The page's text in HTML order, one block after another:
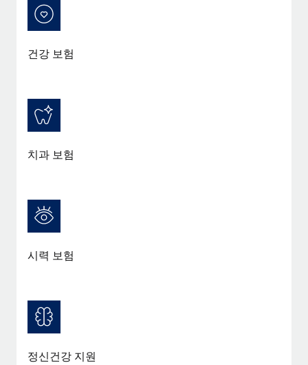
자세히 알아보기
건강 보험
치과 보험
시력 보험
정신건강 지원